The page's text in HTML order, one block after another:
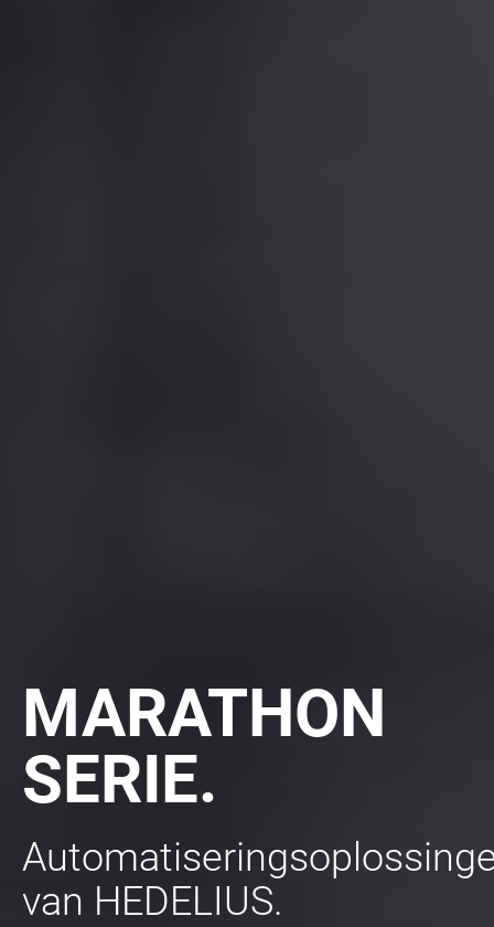
MARATHON
SERIE.
van HEDELIUS.